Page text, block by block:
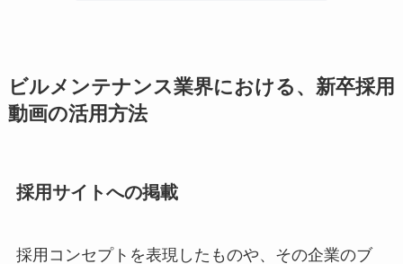
ビルメンテナンス業界における、新卒採用
動画の活用方法
採用サイトへの掲載
採用コンセプトを表現したものや、その企業のブ